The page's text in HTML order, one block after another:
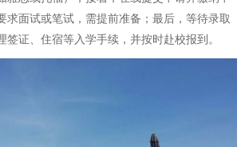
求面试或笔试，需提前准备；最后，等待录取
签证、住宿等入学手续，并按时赴校报到。